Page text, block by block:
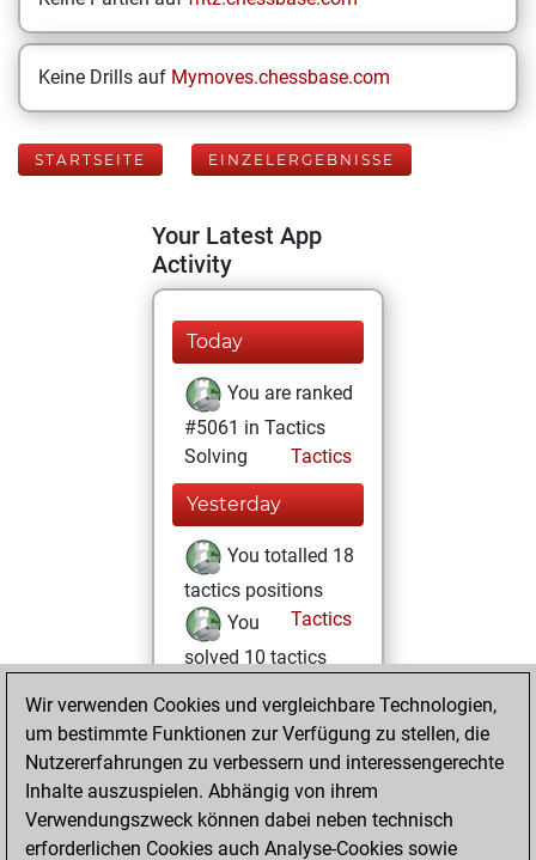
Keine Drills auf Mymoves.chessbase.com
STARTSEITE EINZELERGEBNISSE
Your Latest App
Activity
Today
You are ranked
#5061 in Tactics
Solving
Tactics
Yesterday
You totalled 18
tactics positions
Tactics
You
solved 10 tactics
You achieved
an Elo of 1624 in
tactics positions
Dienstag, August
Wir verwenden Cookies und vergleichbare Technologien,
um bestimmte Funktionen zur Verfügung zu stellen, die
Nutzererfahrungen zu verbessern und interessengerechte
Inhalte auszuspielen. Abhängig von ihrem
Verwendungszweck können dabei neben technisch
erforderlichen Cookies auch Analyse-Cookies sowie